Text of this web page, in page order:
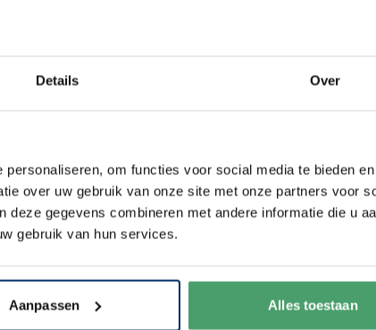
Details Over
om functies voor social media te bieden
over uw gebruik van onze site met onze partners voor
gegevens combineren met andere informatie die u
gebruik van hun services.
Aanpassen Alles toestaan
Anna?
Duurzaam
onze producten
en duurzaam met
karton en papier.
We krijgen
van Onze